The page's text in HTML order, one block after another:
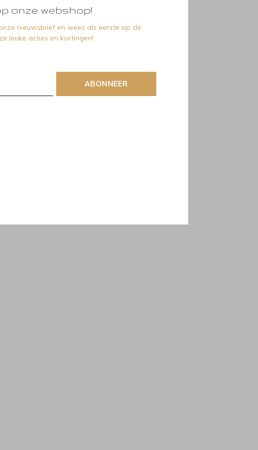
onze webshop!
nieuwsbrief en wees als eerste op de
leuke acties en kortingen!
ABONNEER